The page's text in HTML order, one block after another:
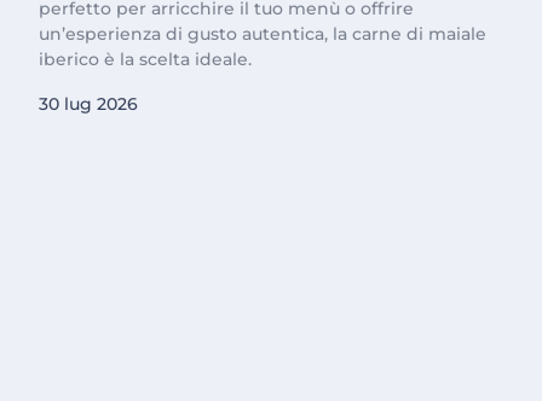
perfetto per arricchire il tuo menù o offrire
un’esperienza di gusto autentica, la carne di maiale
iberico è la scelta ideale.
30 lug 2026